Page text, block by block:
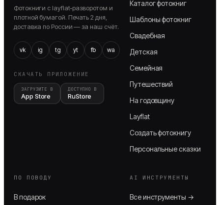
Фотокниги с layflat-разворотом и
плотной бумагой. Печать 2 дня,
доставка по России — за наш счёт.
vk ig tg yt fb wa
СКАЧАТЬ ПРИЛОЖЕНИЕ
ЗАГРУЗИТЕ В
App Store
ДОСТУПНО В
RuStore
Каталог фотокниг
Шаблоны фотокниг
Свадебная
Детская
Семейная
Путешествий
На годовщину
Layflat
Создать фотокнигу
Персональные сказки
ПО ПОВОДУ
В подарок
AI ИНСТРУМЕНТЫ
Все инструменты →